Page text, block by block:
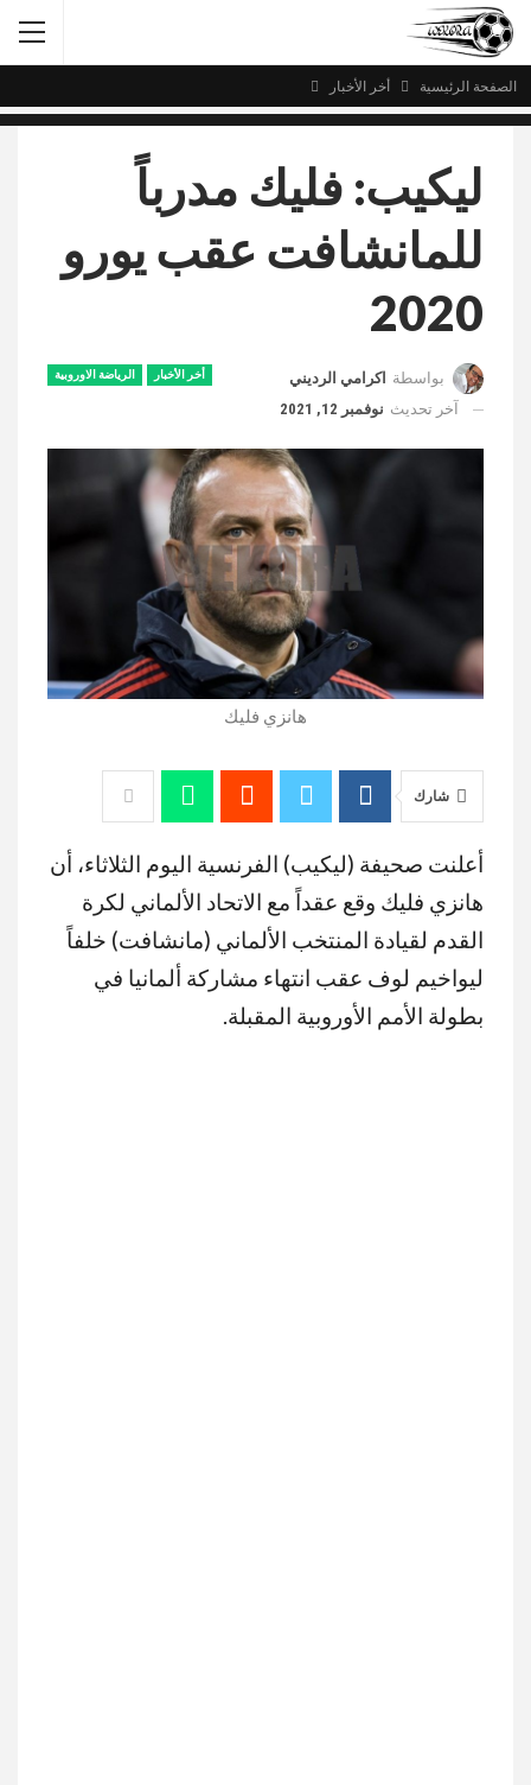
الصفحة الرئيسية أخر الأخبار
ليكيب: فليك مدرباً
للمانشافت عقب يورو
2020
أخر الأخبار الرياضة الاوروبية بواسطة اكرامي الرديني
آخر تحديث نوفمبر 12, 2021
هانزي فليك
شارك
أعلنت صحيفة (ليكيب) الفرنسية اليوم الثلاثاء، أن
هانزي فليك وقع عقداً مع الاتحاد الألماني لكرة
القدم لقيادة المنتخب الألماني (مانشافت) خلفاً
ليواخيم لوف عقب انتهاء مشاركة ألمانيا في
بطولة الأمم الأوروبية المقبلة.